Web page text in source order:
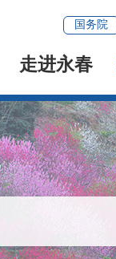
国务院
走进永春